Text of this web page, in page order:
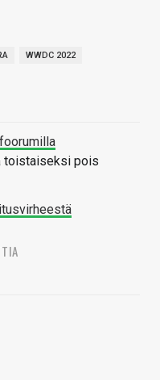
WWDC 2022
toistaiseksi pois